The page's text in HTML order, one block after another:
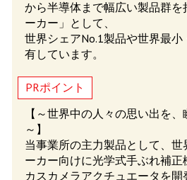
から半導体まで幅広い製品群を
ーカー」として、
世界シェアNo.1製品や世界最
有しています。
PRポイント
【～世界中の人々の思い出を
～】
当事業所の主力製品として、世
ーカー向けに光学式手ぶれ補
カスカメラアクチュエータを開